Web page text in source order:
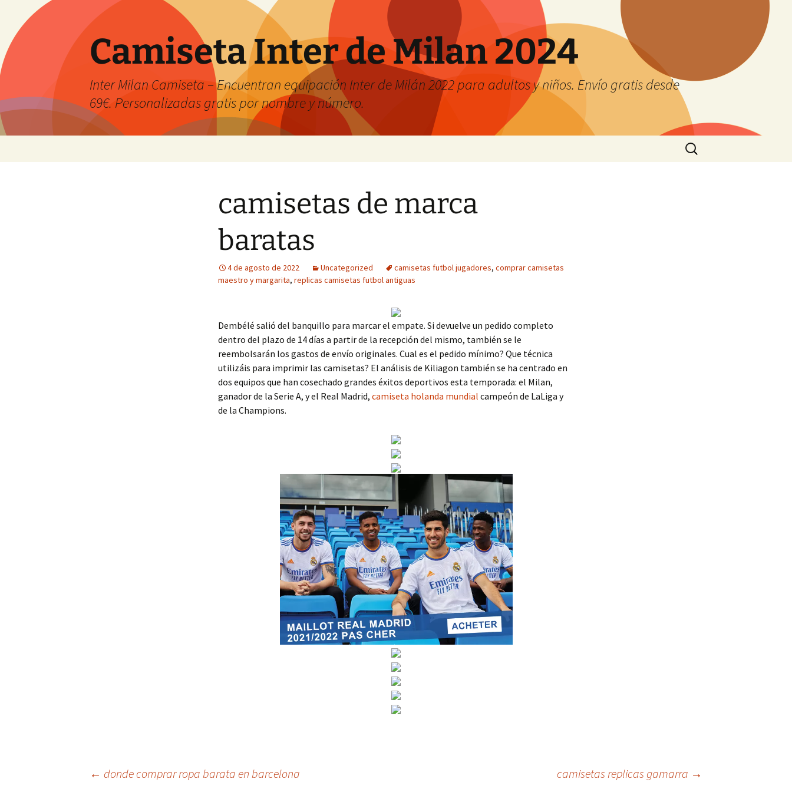
Camiseta Inter de Milan 2024
Inter Milan Camiseta – Encuentran equipación Inter de Milán 2022 para adultos y niños. Envío gratis desde
69€. Personalizadas gratis por nombre y número.
Buscar:
camisetas de marca
baratas
4 de agosto de 2022 Uncategorized camisetas futbol jugadores, comprar camisetas
maestro y margarita, replicas camisetas futbol antiguas
Dembélé salió del banquillo para marcar el empate. Si devuelve un pedido completo
dentro del plazo de 14 días a partir de la recepción del mismo, también se le
reembolsarán los gastos de envío originales. Cual es el pedido mínimo? Que técnica
utilizáis para imprimir las camisetas? El análisis de Kiliagon también se ha centrado en
dos equipos que han cosechado grandes éxitos deportivos esta temporada: el Milan,
ganador de la Serie A, y el Real Madrid, camiseta holanda mundial campeón de LaLiga y
de la Champions.
Navegación
← donde comprar ropa barata en barcelona camisetas replicas gamarra →